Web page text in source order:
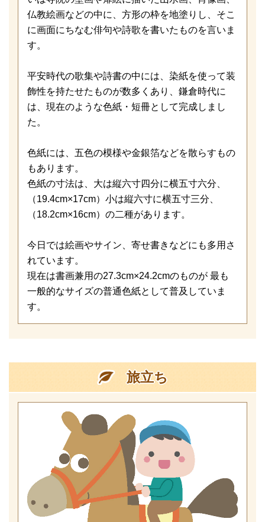
仏教絵画などの中に、方形の枠を地塗りし、そこ
に画面にちなむ俳句や詩歌を書いたものを言いま
す。
平安時代の歌集や詩書の中には、染紙を使って装
飾性を持たせたものが数多くあり、鎌倉時代に
は、現在のような色紙・短冊として完成しまし
た。
色紙には、五色の模様や金銀箔などを散らすもの
もあります。
色紙の寸法は、大は縦六寸四分に横五寸六分、
（19.4cm×17cm）小は縦六寸に横五寸三分、
（18.2cm×16cm）の二種があります。
今日では絵画やサイン、寄せ書きなどにも多用さ
れています。
現在は書画兼用の27.3cm×24.2cmのものが 最も
一般的なサイズの普通色紙として普及していま
す。
旅立ち